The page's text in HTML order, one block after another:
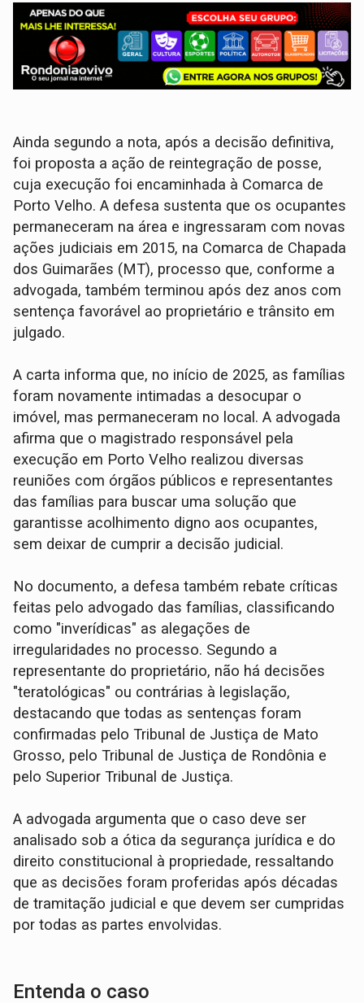
Ainda segundo a nota, após a decisão definitiva,
foi proposta a ação de reintegração de posse,
cuja execução foi encaminhada à Comarca de
Porto Velho. A defesa sustenta que os ocupantes
permaneceram na área e ingressaram com novas
ações judiciais em 2015, na Comarca de Chapada
dos Guimarães (MT), processo que, conforme a
advogada, também terminou após dez anos com
sentença favorável ao proprietário e trânsito em
julgado.
A carta informa que, no início de 2025, as famílias
foram novamente intimadas a desocupar o
imóvel, mas permaneceram no local. A advogada
afirma que o magistrado responsável pela
execução em Porto Velho realizou diversas
reuniões com órgãos públicos e representantes
das famílias para buscar uma solução que
garantisse acolhimento digno aos ocupantes,
sem deixar de cumprir a decisão judicial.
No documento, a defesa também rebate críticas
feitas pelo advogado das famílias, classificando
como "inverídicas" as alegações de
irregularidades no processo. Segundo a
representante do proprietário, não há decisões
"teratológicas" ou contrárias à legislação,
destacando que todas as sentenças foram
confirmadas pelo Tribunal de Justiça de Mato
Grosso, pelo Tribunal de Justiça de Rondônia e
pelo Superior Tribunal de Justiça.
A advogada argumenta que o caso deve ser
analisado sob a ótica da segurança jurídica e do
direito constitucional à propriedade, ressaltando
que as decisões foram proferidas após décadas
de tramitação judicial e que devem ser cumpridas
por todas as partes envolvidas.
Entenda o caso